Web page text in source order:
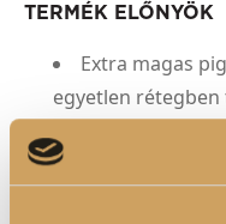
TERMÉK ELŐNYÖK
Extra magas
egyetlen
Bársonyos,
siklik az ajkakon